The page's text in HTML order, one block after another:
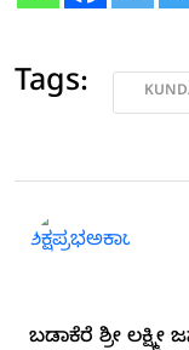
Tags:
ಬಡಾಕೆರೆ ಶ್ರೀ